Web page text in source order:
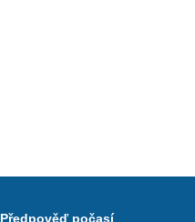
Předpověď počasí